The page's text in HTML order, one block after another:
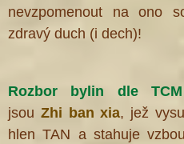
nevzpomenout na ono
zdravý duch (i dech)!
Rozbor bylin dle
jsou Zhi ban xia, jež
hlen TAN a stahuje